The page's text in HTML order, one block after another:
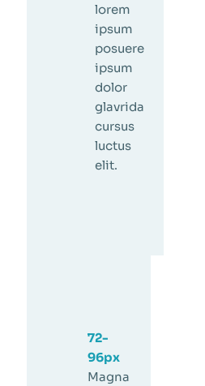
lorem
ipsum
posuere
ipsum
dolor
glavrida
cursus
luctus
elit.
72-
96px
Magna